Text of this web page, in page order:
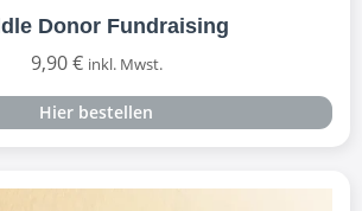
Donor Fundraising
9,90€ inkl. Mwst.
Hier bestellen